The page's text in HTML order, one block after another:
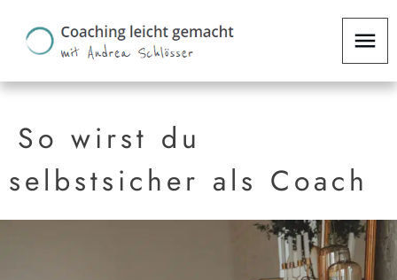
So wirst du
selbstsicher als Coach